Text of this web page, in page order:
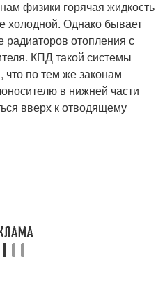
физики горячая жидкость
холодной. Однако бывает
радиаторов отопления с
КПД такой системы
по тем же законам
в нижней части
вверх к отводящему